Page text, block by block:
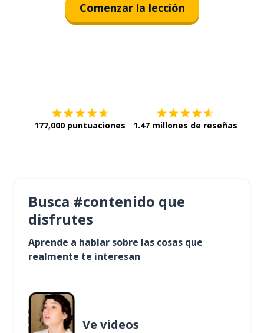
Comenzar la lección
177,000 puntuaciones 1.47 millones de reseñas
Busca #contenido que
disfrutes
Aprende a hablar sobre las cosas que
realmente te interesan
Ve videos